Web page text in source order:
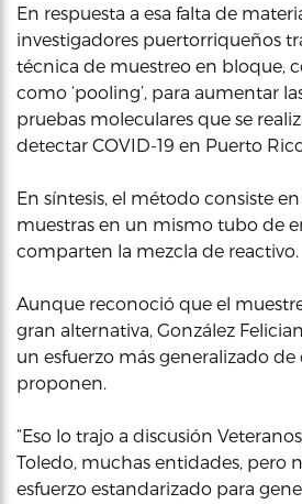
En respuesta a esa falta de
investigadores puertorriqueños
técnica de muestreo en bloque,
como ‘pooling’, para aumentar
pruebas moleculares que se
detectar COVID-19 en Puerto
En síntesis, el método consiste
muestras en un mismo tubo de
comparten la mezcla de reactivo.
Aunque reconoció que el
gran alternativa, González
un esfuerzo más generalizado de
proponen.
“Eso lo trajo a discusión
Toledo, muchas entidades, pero
esfuerzo estandarizado para